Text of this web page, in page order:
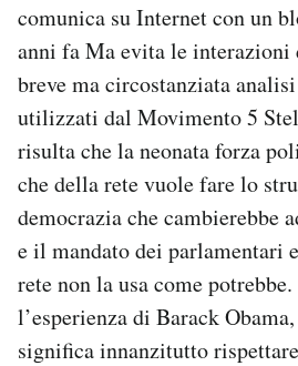
Newsletter
Notifiche mobile
Regala il Post
Esci
comunica su Internet con un
anni fa Ma evita le interazioni
breve ma circostanziata
utilizzati dal Movimento 5
risulta che la neonata forza
che della rete vuole fare lo
democrazia che cambierebbe
e il mandato dei parlamentari
rete non la usa come
l’esperienza di Barack
significa innanzitutto